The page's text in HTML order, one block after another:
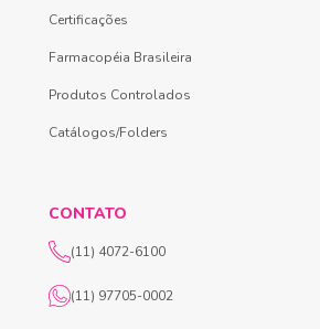
Certificações
Farmacopéia Brasileira
Produtos Controlados
Catálogos/Folders
CONTATO
(11) 4072-6100
(11) 97705-0002